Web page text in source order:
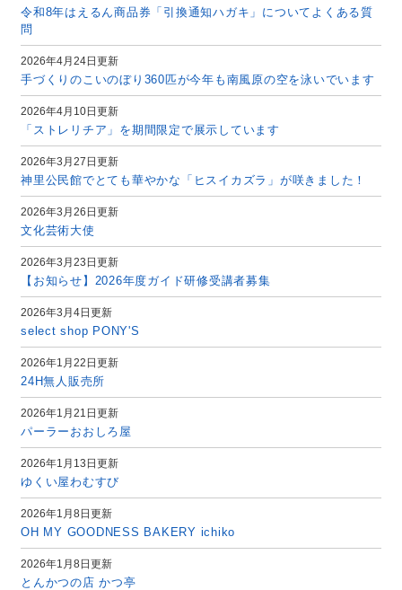
令和8年はえるん商品券「引換通知ハガキ」についてよくある質
問
2026年4月24日更新
手づくりのこいのぼり360匹が今年も南風原の空を泳いでいます
2026年4月10日更新
「ストレリチア」を期間限定で展示しています
2026年3月27日更新
神里公民館でとても華やかな「ヒスイカズラ」が咲きました！
2026年3月26日更新
文化芸術大使
2026年3月23日更新
【お知らせ】2026年度ガイド研修受講者募集
2026年3月4日更新
select shop PONY'S
2026年1月22日更新
24H無人販売所
2026年1月21日更新
パーラーおおしろ屋
2026年1月13日更新
ゆくい屋わむすび
2026年1月8日更新
OH MY GOODNESS BAKERY ichiko
2026年1月8日更新
とんかつの店 かつ亭